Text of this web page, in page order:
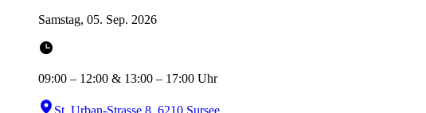
Samstag, 05. Sep. 2026
09:00 – 12:00 & 13:00 – 17:00 Uhr
St. Urban-Strasse 8, 6210 Sursee